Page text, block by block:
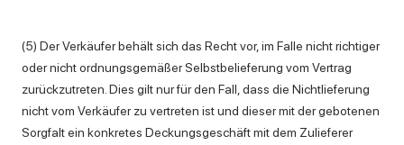
(5) Der Verkäufer behält sich das Recht vor, im Falle nicht richtiger
oder nicht ordnungsgemäßer Selbstbelieferung vom Vertrag
zurückzutreten. Dies gilt nur für den Fall, dass die Nichtlieferung
nicht vom Verkäufer zu vertreten ist und dieser mit der gebotenen
Sorgfalt ein konkretes Deckungsgeschäft mit dem Zulieferer